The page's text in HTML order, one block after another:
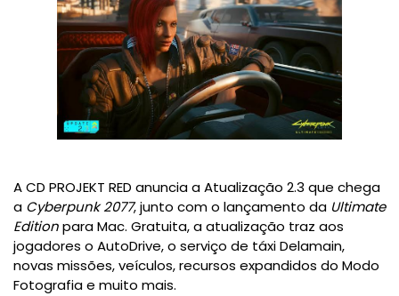
A CD PROJEKT RED anuncia a Atualização 2.3 que chega
a Cyberpunk 2077, junto com o lançamento da Ultimate
Editionpara Mac. Gratuita, a atualização traz aos
jogadores o AutoDrive, o serviço de táxi Delamain,
novas missões, veículos, recursos expandidos do Modo
Fotografia e muito mais.